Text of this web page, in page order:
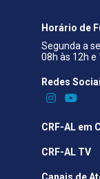
Horário de
Segunda a
08h às 12h e
Redes
CRF-AL em
CRF-AL TV